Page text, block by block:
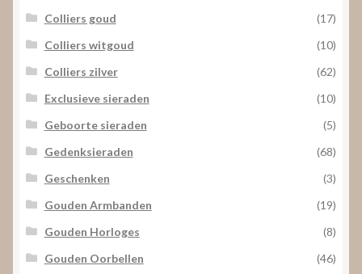
Colliers goud
(17)
Colliers witgoud
(10)
Colliers zilver
(62)
Exclusieve sieraden
(10)
Geboorte sieraden
(5)
Gedenksieraden
(68)
Geschenken
(3)
Gouden Armbanden
(19)
Gouden Horloges
(8)
Gouden Oorbellen
(46)